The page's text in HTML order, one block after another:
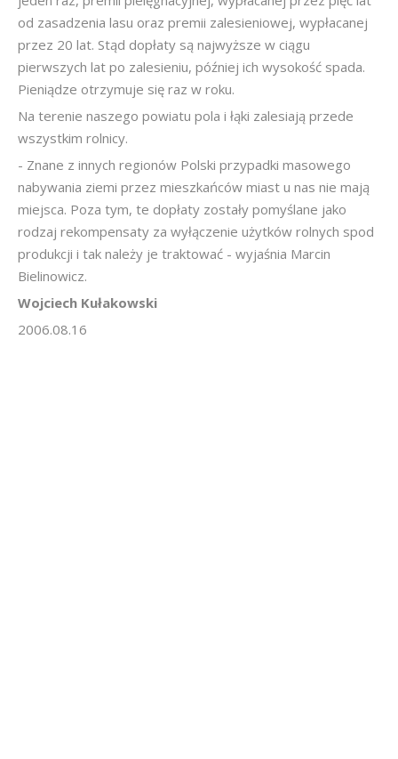
od zasadzenia lasu oraz premii zalesieniowej, wypłacanej
przez 20 lat. Stąd dopłaty są najwyższe w ciągu
pierwszych lat po zalesieniu, później ich wysokość spada.
Pieniądze otrzymuje się raz w roku.
Na terenie naszego powiatu pola i łąki zalesiają przede
wszystkim rolnicy.
- Znane z innych regionów Polski przypadki masowego
nabywania ziemi przez mieszkańców miast u nas nie mają
miejsca. Poza tym, te dopłaty zostały pomyślane jako
rodzaj rekompensaty za wyłączenie użytków rolnych spod
produkcji i tak należy je traktować - wyjaśnia Marcin
Bielinowicz.
Wojciech Kułakowski
2006.08.16